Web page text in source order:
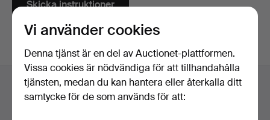
Skicka instruktioner
Sidfotsnavigation
Hjälp och kontakt
Kontakta support
Vi använder cookies
Denna tjänst är en del av Auctionet-plattformen.
Vissa cookies är nödvändiga för att tillhandahålla
tjänsten, medan du kan hantera eller återkalla ditt
samtycke för de som används för att: